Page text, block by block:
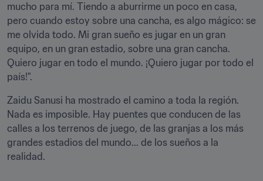
mucho para mí. Tiendo a aburrirme un poco en casa,
pero cuando estoy sobre una cancha, es algo mágico: se
me olvida todo. Mi gran sueño es jugar en un gran
equipo, en un gran estadio, sobre una gran cancha.
Quiero jugar en todo el mundo. ¡Quiero jugar por todo el
país!".
Zaidu Sanusi ha mostrado el camino a toda la región.
Nada es imposible. Hay puentes que conducen de las
calles a los terrenos de juego, de las granjas a los más
grandes estadios del mundo... de los sueños a la
realidad.